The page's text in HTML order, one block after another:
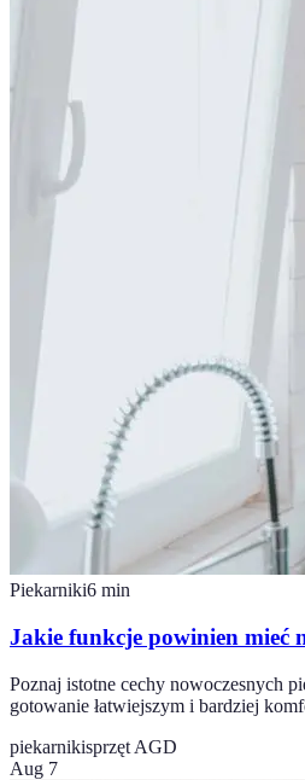
Piekarniki6 min
Jakie funkcje powinien mieć
Poznaj istotne cechy nowoczesnych
gotowanie łatwiejszym i bardziej
piekarnikisprzęt AGD
Aug 7